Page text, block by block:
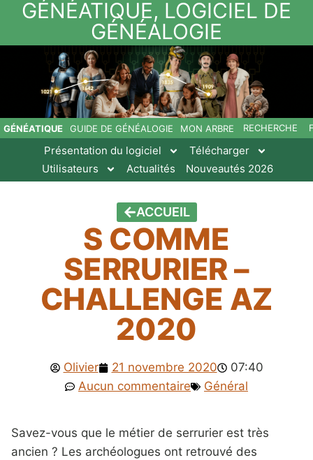
GÉNÉATIQUE, LOGICIEL DE
GÉNÉALOGIE
GÉNÉATIQUE GUIDE DE GÉNÉALOGIE MON ARBRE RECHERCHE
Présentation du logiciel
Télécharger
Utilisateurs
Actualités Nouveautés 2026
ACCUEIL
S COMME
SERRURIER –
CHALLENGE AZ
2020
Olivier 21 novembre 2020
07:40
Aucun commentaire
Général
Savez-vous que le métier de serrurier est très
ancien ? Les archéologues ont retrouvé des